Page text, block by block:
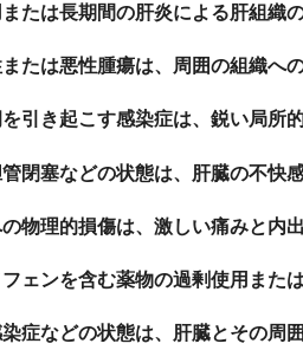
たは長期間の肝炎による肝組織
たは悪性腫瘍は、周囲の組織へ
引き起こす感染症は、鋭い局所
閉塞などの状態は、肝臓の不快
物理的損傷は、激しい痛みと内
ェンを含む薬物の過剰使用また
症などの状態は、肝臓とその周